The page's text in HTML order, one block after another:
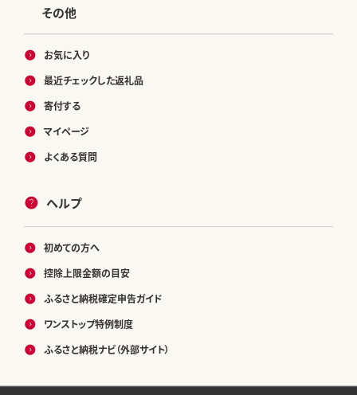
その他
お気に入り
最近チェックした返礼品
寄付する
マイページ
よくある質問
ヘルプ
初めての方へ
控除上限金額の目安
ふるさと納税確定申告ガイド
ワンストップ特例制度
ふるさと納税ナビ（外部サイト）